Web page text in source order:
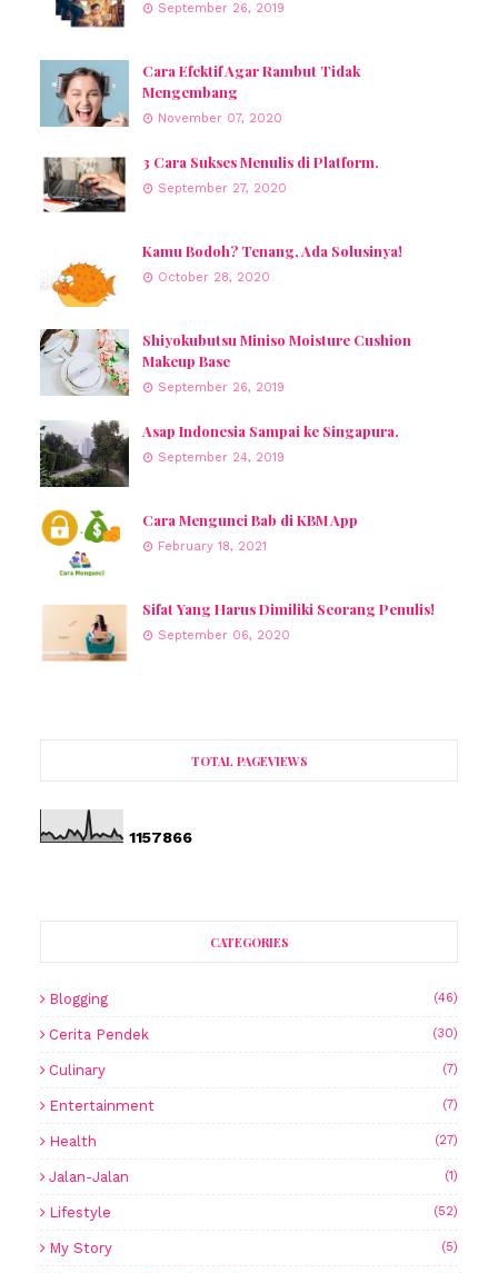
September 26, 2019
Cara Efektif Agar Rambut Tidak
Mengembang
November 07, 2020
3 Cara Sukses Menulis di Platform.
September 27, 2020
Kamu Bodoh? Tenang, Ada Solusinya!
October 28, 2020
Shiyokubutsu Miniso Moisture Cushion
Makeup Base
September 26, 2019
Asap Indonesia Sampai ke Singapura.
September 24, 2019
Cara Mengunci Bab di KBM App
February 18, 2021
Sifat Yang Harus Dimiliki Seorang Penulis!
September 06, 2020
TOTAL PAGEVIEWS
1157866
CATEGORIES
Blogging (46)
Cerita Pendek (30)
Culinary (7)
Entertainment (7)
Health (27)
Jalan-Jalan (1)
Lifestyle (52)
My Story (5)